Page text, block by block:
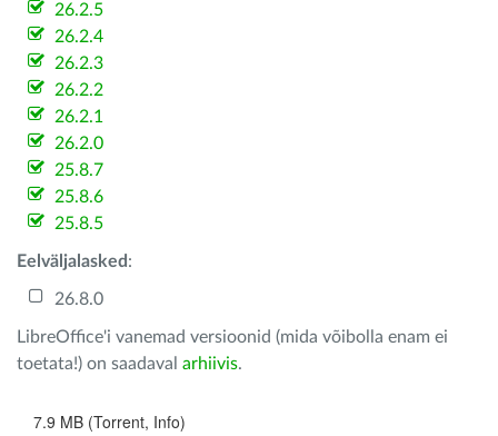
26.2.5
26.2.4
26.2.3
26.2.2
26.2.1
26.2.0
25.8.7
25.8.6
25.8.5
Eelväljalasked :
26.8.0
LibreOffice'i vanemad versioonid (mida võibolla enam ei
toetata!) on saadaval arhiivis.
7.9 MB (Torrent, Info)